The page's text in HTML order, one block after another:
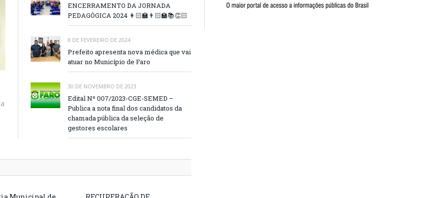
ENCERRAMENTO DA JORNADA
PEDAGÓGICA 2024 👩🏻‍🏫👨🏻‍🏫📚👏🏻
8 DE FEVEREIRO DE 2024
Prefeito apresenta nova médica que vai
atuar no Município de Faro
30 DE NOVEMBRO DE 2023
Edital Nº 007/2023-CGE-SEMED –
Publica a nota final dos candidatos da
chamada pública da seleção de
gestores escolares